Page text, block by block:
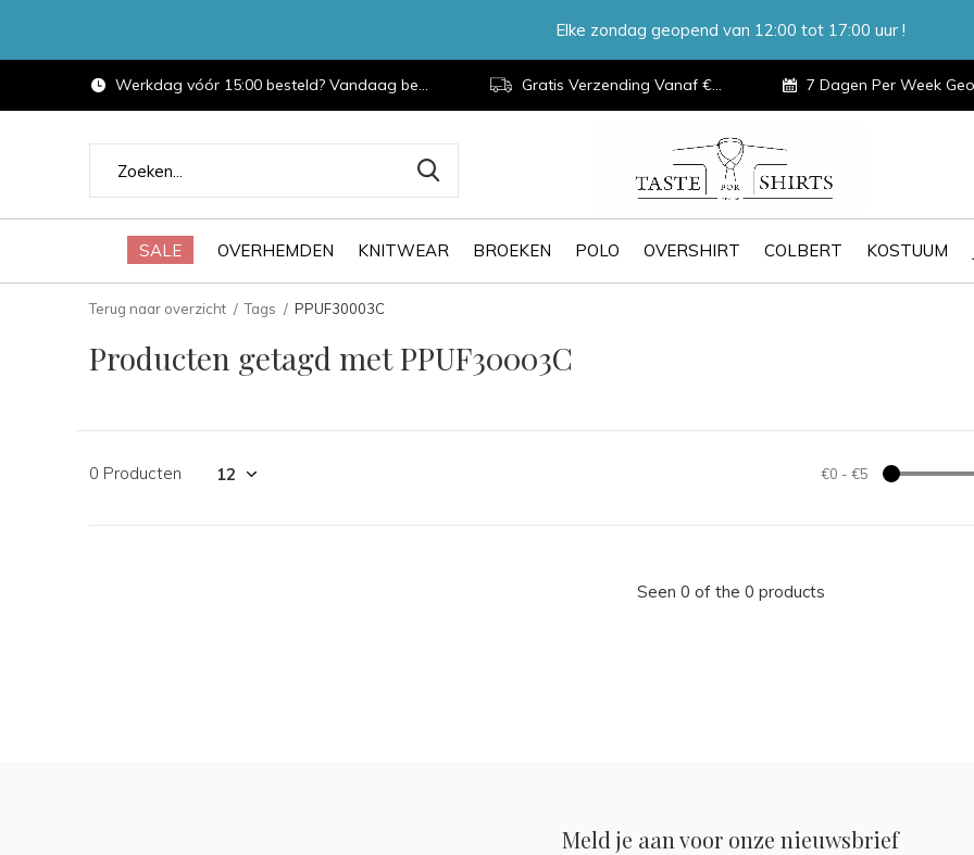
SALE OVERHEMDEN KNITWEAR BROEKEN POLO OVERSHIRT COLBERT KOSTUUM
Werkdag vóór 15:00 besteld? Vandaag bezorgd. Gratis Verzending Vanaf €100,- 7 Dagen Per Week Geopend
Elke zondag geopend van 12:00 tot 17:00 uur !
Terug naar overzicht Tags PPUF30003C
Producten getagd met PPUF30003C
0 Producten €0 - €5
Seen 0 of the 0 products
Meld je aan voor onze nieuwsbrief